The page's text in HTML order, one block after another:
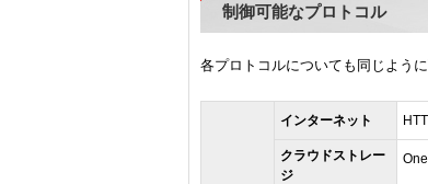
制御可能なプロトコル
各プロトコルについても同じよう
インターネット
クラウドストレー
ジ